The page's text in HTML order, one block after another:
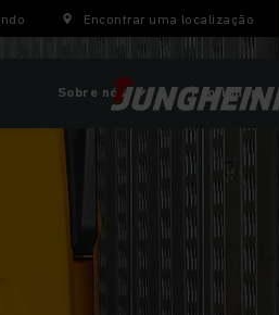
Encontrar uma localização
Sobre nós ProfiShop